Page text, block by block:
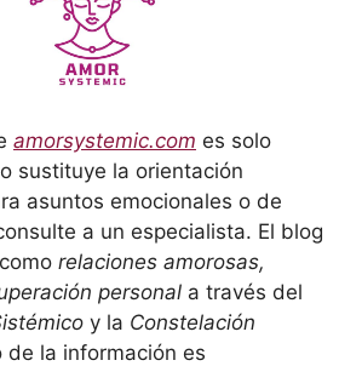
amorsystemic.com es solo
sustituye la orientación
asuntos emocionales o de
a un especialista. El blog
relaciones amorosas,
personal a través del
y la Constelación
de la información es